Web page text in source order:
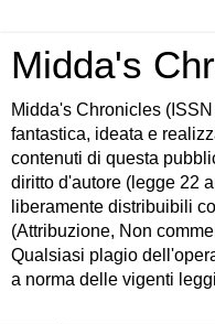
Midda's
Midda's Chronicles
fantastica, ideata e
contenuti di questa
diritto d'autore (legge 22
liberamente distribuibili
(Attribuzione, Non
Qualsiasi plagio
a norma delle vigenti